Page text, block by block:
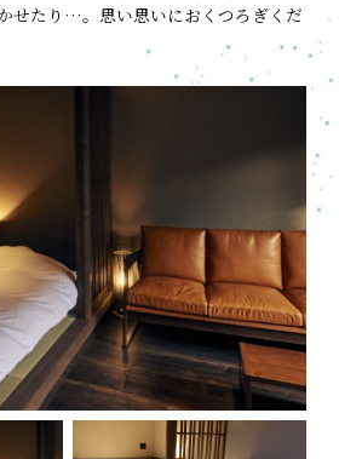
せたり…。思い思いにおくつろぎくだ